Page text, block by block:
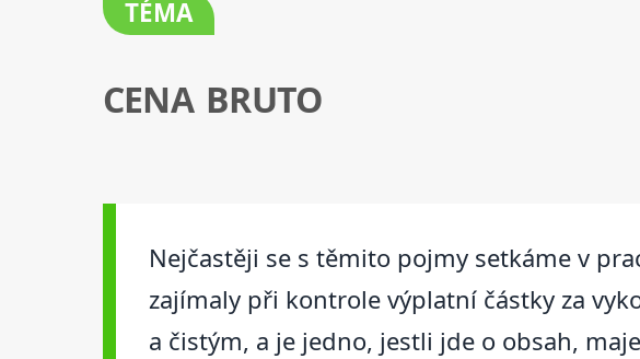
TÉMA
CENA BRUTO
Nejčastěji se s těmito pojmy setkáme v
zajímaly při kontrole výplatní částky za
a čistým, a je jedno, jestli jde o obsah,